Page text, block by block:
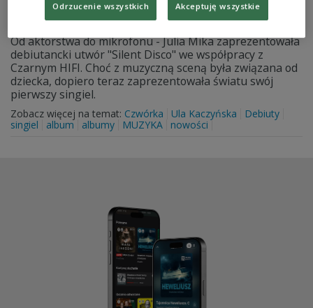
Muzyczny debiut Julii Miki
Od aktorstwa do mikrofonu - Julia Mika zaprezentowała
debiutancki utwór "Silent Disco" we współpracy z
Czarnym HIFI. Choć z muzyczną sceną była związana od
dziecka, dopiero teraz zaprezentowała światu swój
pierwszy singiel.
Zobacz więcej na temat: Czwórka Ula Kaczyńska
Debiuty
singiel
album albumy MUZYKA nowości
Odrzucenie wszystkich Akceptuję wszystkie